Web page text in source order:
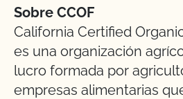
Sobre CCOF
California Certified
es una organización
lucro formada por
empresas alimentarias